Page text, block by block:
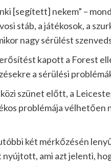
[segített] nekem” –
stáb, a játékosok, a
nagy sérülést
kapott a Forest
a sérülési
szünet előtt, a
problémája vélhetően
két mérkőzésén
ami azt jelenti,